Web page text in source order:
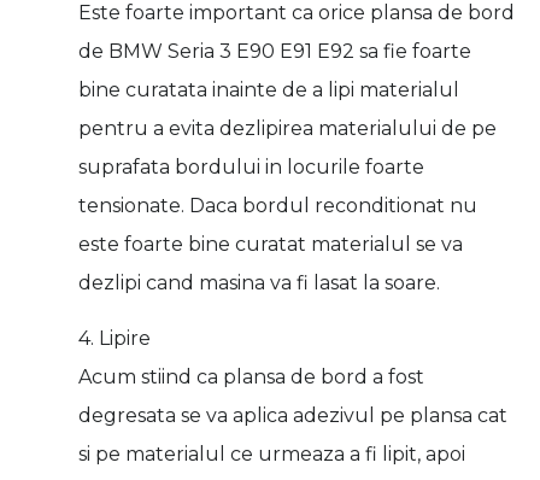
Este foarte important ca orice plansa de bord
de BMW Seria 3 E90 E91 E92 sa fie foarte
bine curatata inainte de a lipi materialul
pentru a evita dezlipirea materialului de pe
suprafata bordului in locurile foarte
tensionate. Daca bordul reconditionat nu
este foarte bine curatat materialul se va
dezlipi cand masina va fi lasat la soare.
4. Lipire
Acum stiind ca plansa de bord a fost
degresata se va aplica adezivul pe plansa cat
si pe materialul ce urmeaza a fi lipit, apoi